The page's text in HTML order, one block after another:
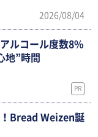
2026/08/04
ルコール度数8%
地”時間
PR
Bread Weizen誕